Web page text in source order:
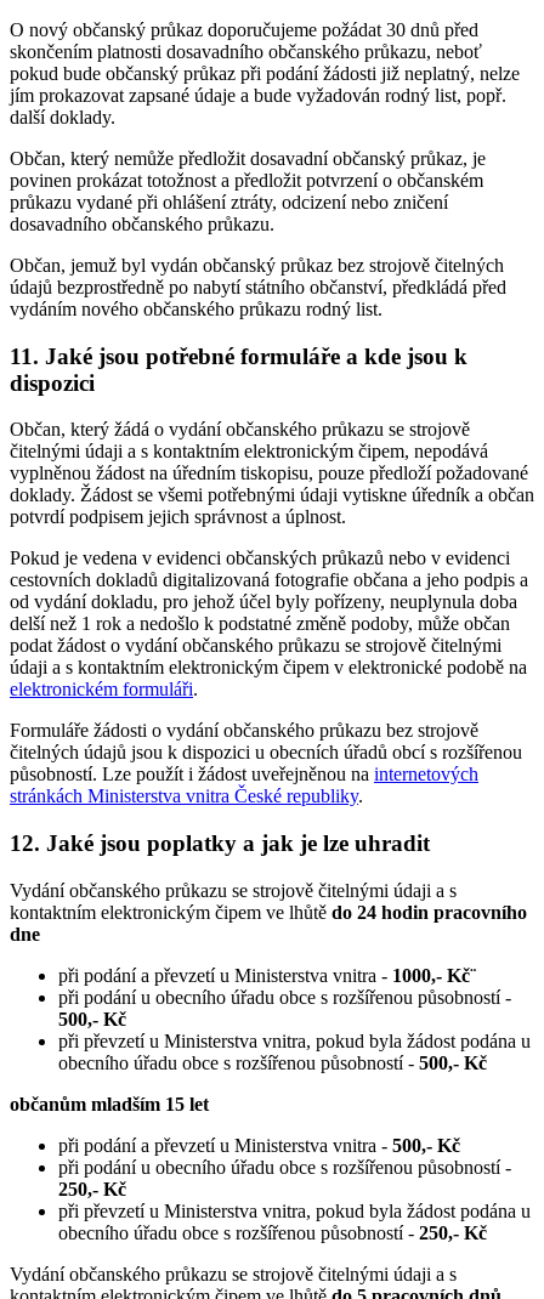
O nový občanský průkaz doporučujeme požádat 30 dnů před
skončením platnosti dosavadního občanského průkazu, neboť
pokud bude občanský průkaz při podání žádosti již neplatný, nelze
jím prokazovat zapsané údaje a bude vyžadován rodný list, popř.
další doklady.
Občan, který nemůže předložit dosavadní občanský průkaz, je
povinen prokázat totožnost a předložit potvrzení o občanském
průkazu vydané při ohlášení ztráty, odcizení nebo zničení
dosavadního občanského průkazu.
Občan, jemuž byl vydán občanský průkaz bez strojově čitelných
údajů bezprostředně po nabytí státního občanství, předkládá před
vydáním nového občanského průkazu rodný list.
11. Jaké jsou potřebné formuláře a kde jsou k
dispozici
Občan, který žádá o vydání občanského průkazu se strojově
čitelnými údaji a s kontaktním elektronickým čipem, nepodává
vyplněnou žádost na úředním tiskopisu, pouze předloží požadované
doklady. Žádost se všemi potřebnými údaji vytiskne úředník a občan
potvrdí podpisem jejich správnost a úplnost.
Pokud je vedena v evidenci občanských průkazů nebo v evidenci
cestovních dokladů digitalizovaná fotografie občana a jeho podpis a
od vydání dokladu, pro jehož účel byly pořízeny, neuplynula doba
delší než 1 rok a nedošlo k podstatné změně podoby, může občan
podat žádost o vydání občanského průkazu se strojově čitelnými
údaji a s kontaktním elektronickým čipem v elektronické podobě na
elektronickém formuláři.
Formuláře žádosti o vydání občanského průkazu bez strojově
čitelných údajů jsou k dispozici u obecních úřadů obcí s rozšířenou
působností. Lze použít i žádost uveřejněnou na internetových
stránkách Ministerstva vnitra České republiky.
12. Jaké jsou poplatky a jak je lze uhradit
Vydání občanského průkazu se strojově čitelnými údaji a s
kontaktním elektronickým čipem ve lhůtě do 24 hodin pracovního
dne
při podání a převzetí u Ministerstva vnitra - 1000,- Kč¨
při podání u obecního úřadu obce s rozšířenou působností -
500,- Kč
při převzetí u Ministerstva vnitra, pokud byla žádost podána u
obecního úřadu obce s rozšířenou působností - 500,- Kč
občanům mladším 15 let
při podání a převzetí u Ministerstva vnitra - 500,- Kč
při podání u obecního úřadu obce s rozšířenou působností -
250,- Kč
při převzetí u Ministerstva vnitra, pokud byla žádost podána u
obecního úřadu obce s rozšířenou působností - 250,- Kč
Vydání občanského průkazu se strojově čitelnými údaji a s